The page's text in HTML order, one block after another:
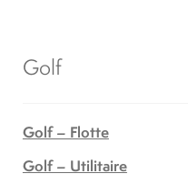
Golf
Golf – Flotte
Golf – Utilitaire